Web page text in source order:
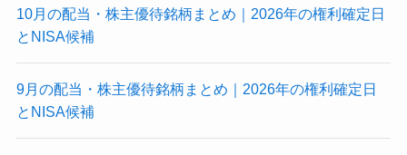
10月の配当・株主優待銘柄まとめ｜2026年の権利確定日
とNISA候補
9月の配当・株主優待銘柄まとめ｜2026年の権利確定日
とNISA候補